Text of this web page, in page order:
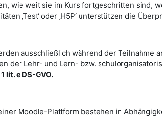
wie weit sie im Kurs fortgeschritten sind,
‚Test‘ oder ‚H5P‘ unterstützen die
ausschließlich während der
der Lehr- und Lern- bzw.
lit. e DS-GVO.
Moodle-Plattform bestehen in